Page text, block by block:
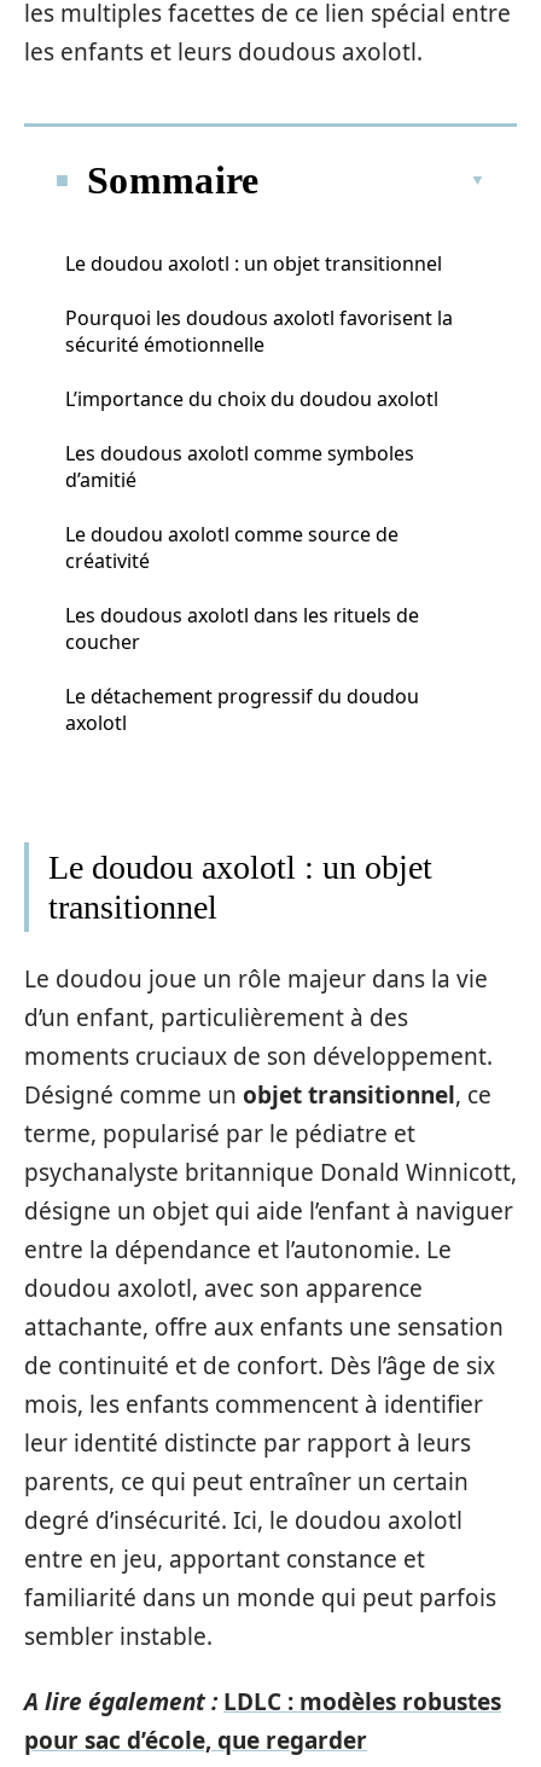
les multiples facettes de ce lien spécial entre
les enfants et leurs doudous axolotl.
Sommaire
Le doudou axolotl : un objet transitionnel
Pourquoi les doudous axolotl favorisent la
sécurité émotionnelle
L’importance du choix du doudou axolotl
Les doudous axolotl comme symboles
d’amitié
Le doudou axolotl comme source de
créativité
Les doudous axolotl dans les rituels de
coucher
Le détachement progressif du doudou
axolotl
Le doudou axolotl : un objet
transitionnel
Le doudou joue un rôle majeur dans la vie
d’un enfant, particulièrement à des
moments cruciaux de son développement.
Désigné comme un objet transitionnel, ce
terme, popularisé par le pédiatre et
psychanalyste britannique Donald Winnicott,
désigne un objet qui aide l’enfant à naviguer
entre la dépendance et l’autonomie. Le
doudou axolotl, avec son apparence
attachante, offre aux enfants une sensation
de continuité et de confort. Dès l’âge de six
mois, les enfants commencent à identifier
leur identité distincte par rapport à leurs
parents, ce qui peut entraîner un certain
degré d’insécurité. Ici, le doudou axolotl
entre en jeu, apportant constance et
familiarité dans un monde qui peut parfois
sembler instable.
A lire également : LDLC : modèles robustes
pour sac d’école, que regarder